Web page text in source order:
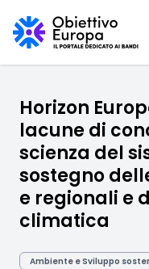
Horizon
lacune di
scienza del
sostegno
e regionali e
climatica
Ambiente e Sviluppo